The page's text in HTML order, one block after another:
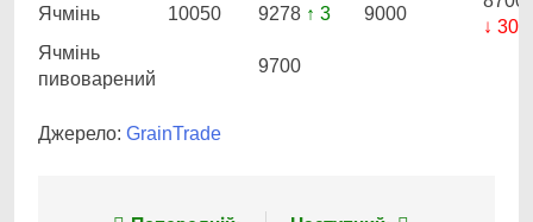
Ячмінь 10050 9278 ↑ 3 9000
↓ 300
Ячмінь
пивоварений
9700
Джерело: GrainTrade